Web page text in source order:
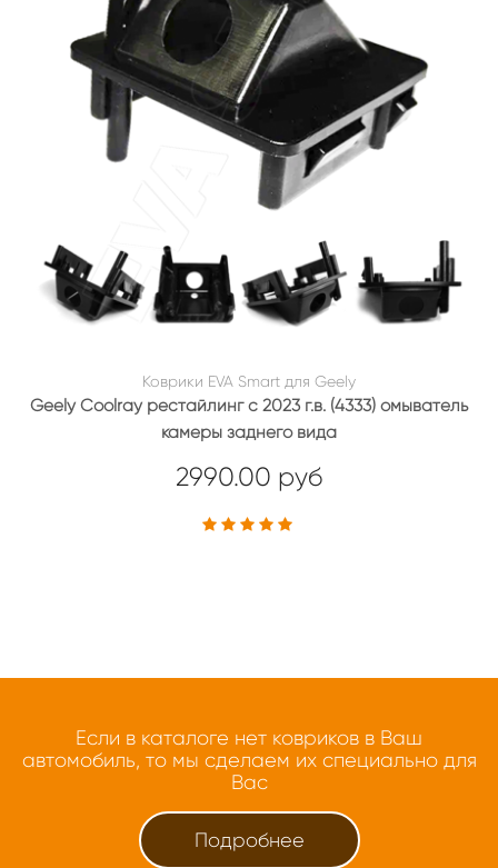
Коврики EVA Smart для Geely
Geely Coolray рестайлинг с 2023 г.в. (4333) омыватель
камеры заднего вида
2990.00 руб
Если в каталоге нет ковриков в Ваш
автомобиль, то мы сделаем их специально для
Вас
Подробнее